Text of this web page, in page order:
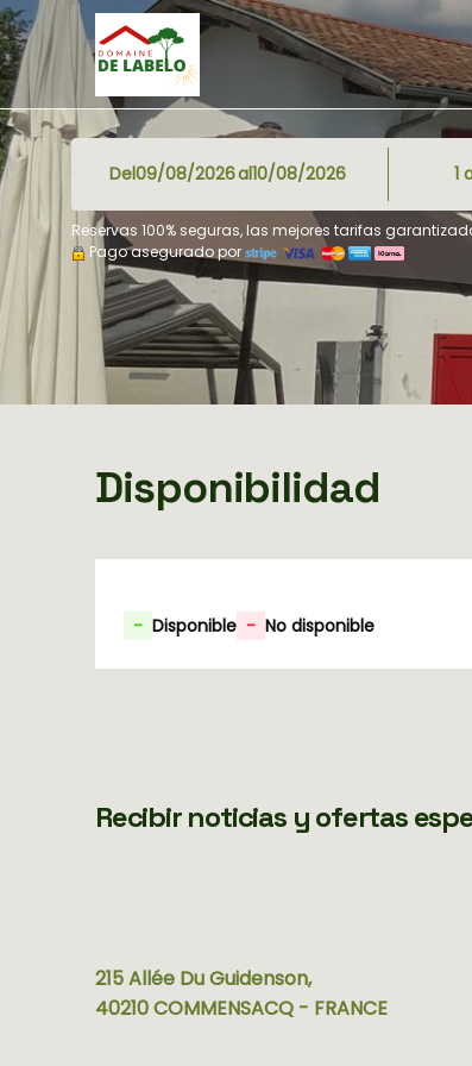
Del al 1
Reservas 100% seguras, las mejores tarifas
Pago asegurado por
Disponibilidad
- Disponible - No disponible
Recibir noticias y ofertas
215 Allée Du Guidenson,
40210 COMMENSACQ - FRANCE